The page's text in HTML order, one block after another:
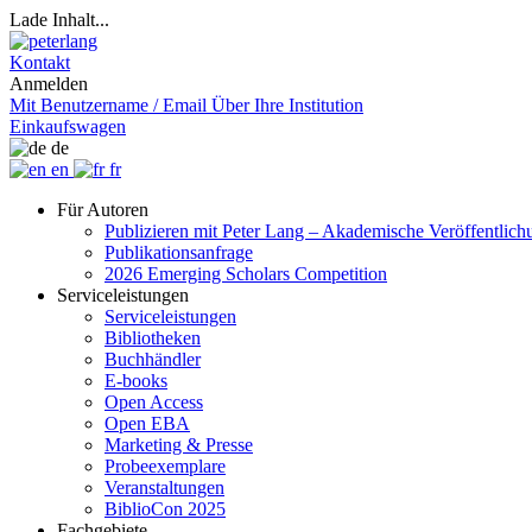
Lade Inhalt...
Kontakt
Anmelden
Mit Benutzername / Email Über Ihre Institution
Einkaufswagen
de
en
fr
Für Autoren
Publizieren mit Peter Lang – Akademische
Publikationsanfrage
2026 Emerging Scholars Competition
Serviceleistungen
Serviceleistungen
Bibliotheken
Buchhändler
E-books
Open Access
Open EBA
Marketing & Presse
Probeexemplare
Veranstaltungen
BiblioCon 2025